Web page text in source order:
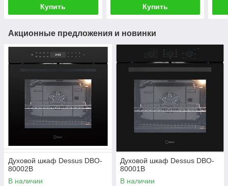
Купить Купить
Акционные предложения и новинки
Духовой шкаф Dessus DBO-
80002B
В наличии
Духовой шкаф Dessus DBO-
80001B
В наличии